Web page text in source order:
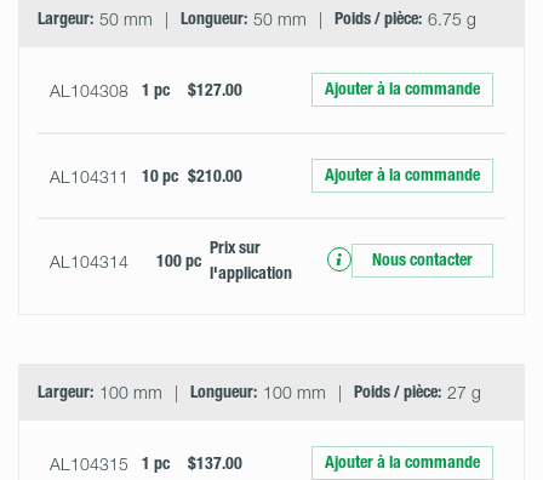
Largeur: 50 mm Longueur: 50 mm Poids / pièce: 6.75 g
AL104308 1 pc $127.00 Ajouter à la commande
AL104311 10 pc $210.00 Ajouter à la commande
AL104314 100 pc
Prix ​​sur
l'application
Nous contacter
Largeur: 100 mm Longueur: 100 mm Poids / pièce: 27 g
AL104315 1 pc $137.00 Ajouter à la commande